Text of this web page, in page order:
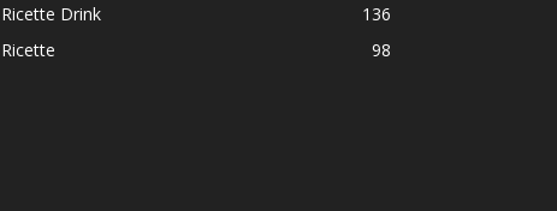
Ricette Drink
136
Ricette
98